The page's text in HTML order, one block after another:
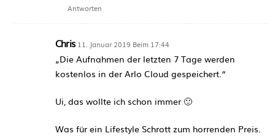
Antworten
Chris 11. Januar 2019 Beim 17:44
„Die Aufnahmen der letzten 7 Tage werden
kostenlos in der Arlo Cloud gespeichert.“
Ui, das wollte ich schon immer 🙂
Was für ein Lifestyle Schrott zum horrenden Preis.